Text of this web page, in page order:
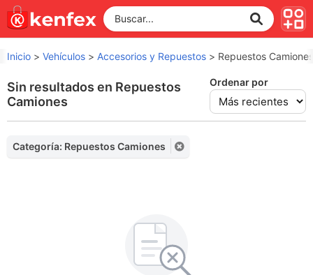
Inicio > Vehículos > Accesorios y Repuestos > Repuestos Camiones
Sin resultados en Repuestos
Camiones
Ordenar por
Categoría: Repuestos Camiones